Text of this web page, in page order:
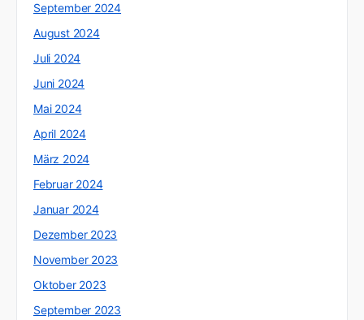
September 2024
August 2024
Juli 2024
Juni 2024
Mai 2024
April 2024
März 2024
Februar 2024
Januar 2024
Dezember 2023
November 2023
Oktober 2023
September 2023